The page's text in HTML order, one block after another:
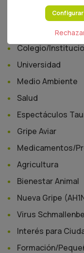
Alimentación/
Colegio/
Universidad
Medio Ambiente
Salud
Espectáculos
Gripe Aviar
Medicamentos/
Agricultura
Bienestar Animal
Nueva Gripe
Virus
Interés para
Formación/